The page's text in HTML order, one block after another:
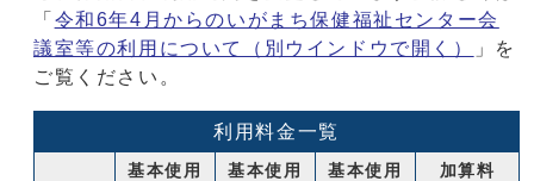
「 令和6年4月からのいがまち保健福祉センター会
議室等の利用について
（別ウインドウで開く）
」を
ご覧ください。
利用料金一覧
基本使用
基本使用
基本使用
加算料